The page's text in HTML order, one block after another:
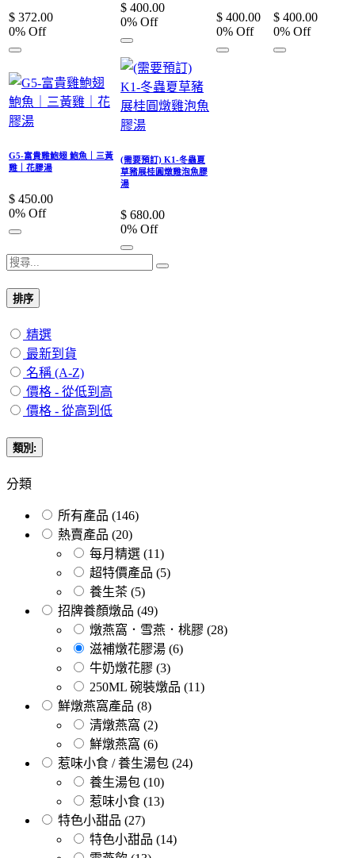
$ 372.00
0% Off
$ 400.00
0% Off $ 400.00
0% Off
$ 400.00
0% Off
G5-富貴雞鮑翅 鮑魚｜三黃
雞｜花膠湯
$ 450.00
0% Off
(需要預訂) K1-冬蟲夏
草豬展桂圓燉雞泡魚膠
湯
$ 680.00
0% Off
排序
精選
最新到貨
名稱 (A-Z)
價格 - 從低到高
價格 - 從高到低
類別:
分類
所有產品 (146)
熱賣產品 (20)
每月精選 (11)
超特價產品 (5)
養生茶 (5)
招牌養顏燉品 (49)
燉燕窩．雪燕．桃膠 (28)
滋補燉花膠湯 (6)
牛奶燉花膠 (3)
250ML 碗裝燉品 (11)
鮮燉燕窩產品 (8)
清燉燕窩 (2)
鮮燉燕窩 (6)
惹味小食 / 養生湯包 (24)
養生湯包 (10)
惹味小食 (13)
特色小甜品 (27)
特色小甜品 (14)